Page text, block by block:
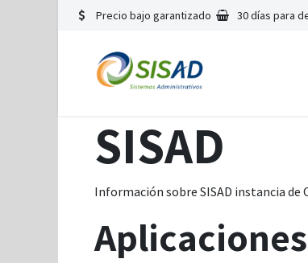
Precio bajo garantizado 30 días para
SISAD
Información sobre SISAD instancia de